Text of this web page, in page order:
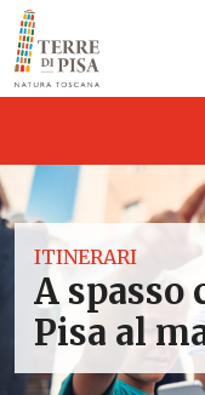
Vai al contenuto
ITINERARI
A spasso
Pisa al